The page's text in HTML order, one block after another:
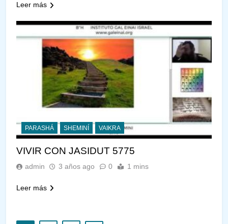
Leer más
PARASHÁ SHEMINÍ VAIKRA
VIVIR CON JASIDUT 5775
admin 3 años ago 0 1 mins
Leer más